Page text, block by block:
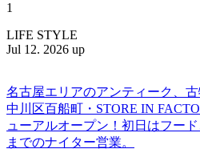
1
LIFE STYLE
Jul 12. 2026 up
名古屋エリアのアンティーク、
中川区百船町・STORE IN
ューアルオープン！初日はフー
までのナイター営業。